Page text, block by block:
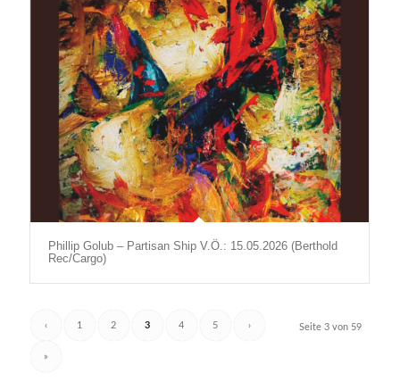
Phillip Golub – Partisan Ship V.Ö.: 15.05.2026 (Berthold
Rec/Cargo)
Seite 3 von 59
‹ 1 2 3 4 5 ›
»